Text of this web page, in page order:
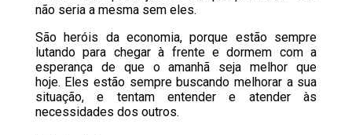
não seria a mesma sem eles.
São heróis da economia, porque estão sempre
lutando para chegar à frente e dormem com a
esperança de que o amanhã seja melhor que
hoje. Eles estão sempre buscando melhorar a sua
situação, e tentam entender e atender às
necessidades dos outros.